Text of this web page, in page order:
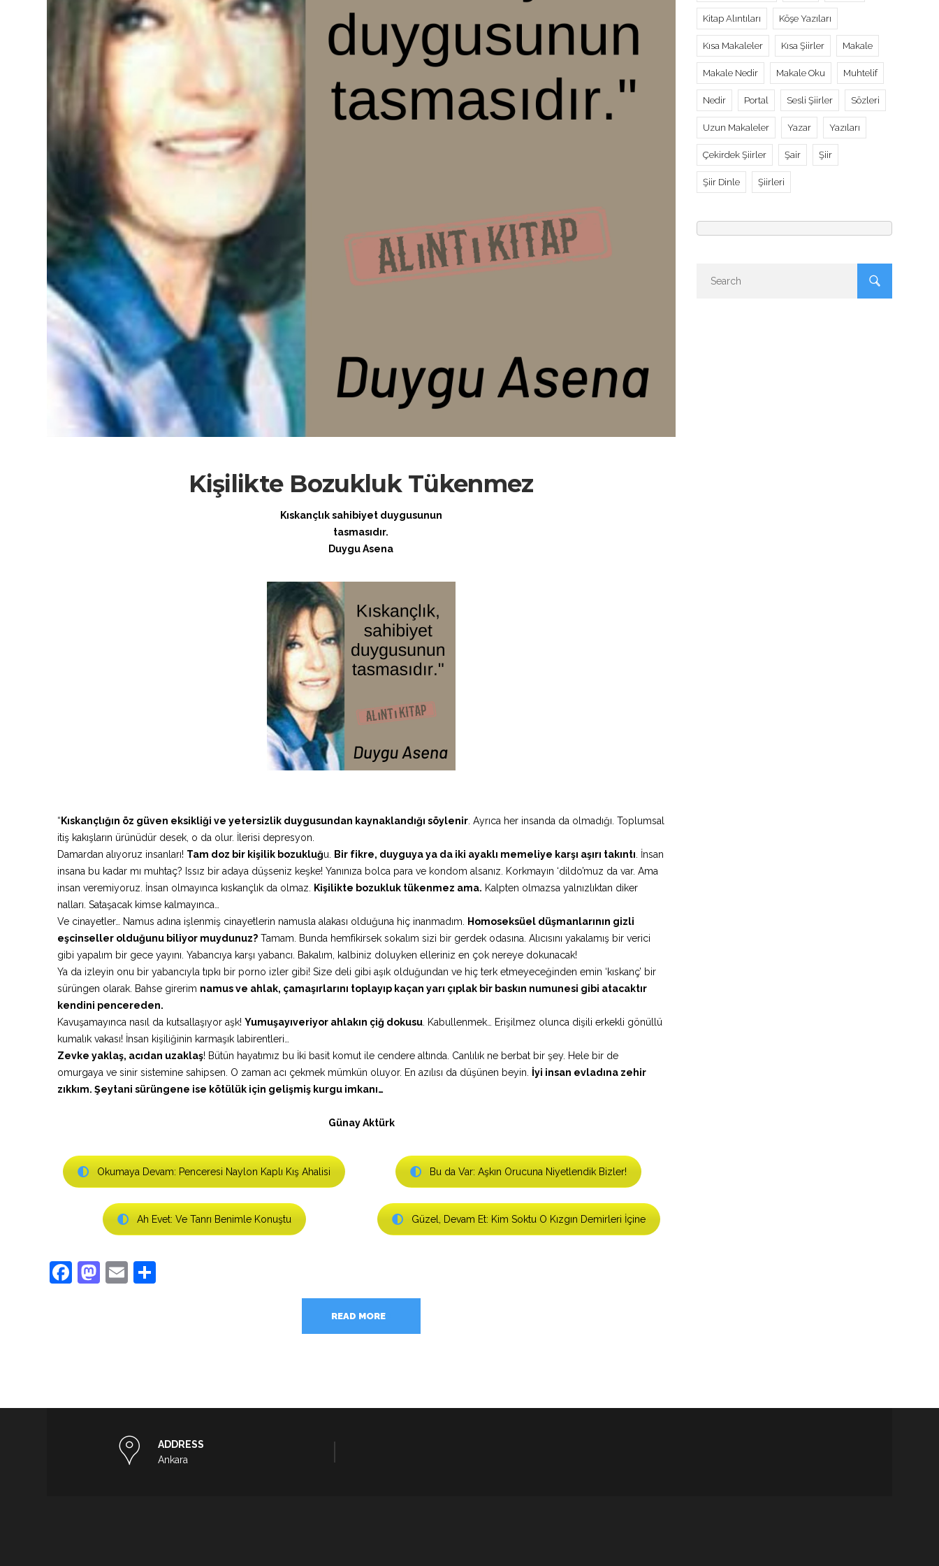
Kişilikte Bozukluk Tükenmez
Kıskançlık sahibiyet duygusunun
tasmasıdır.
Duygu Asena
“ Kıskançlığın öz güven eksikliği ve yetersizlik duygusundan kaynaklandığı söylenir . Ayrıca her insanda da olmadığı. Toplumsal
itiş kakışların ürünüdür desek, o da olur. İlerisi depresyon.
Damardan alıyoruz insanları! Tam doz bir kişilik bozukluğu. Bir fikre, duyguya ya da iki ayaklı memeliye karşı aşırı takıntı . İnsan
insana bu kadar mı muhtaç? Issız bir adaya düşseniz keşke! Yanınıza bolca para ve kondom alsanız. Korkmayın ‘dildo’muz da var. Ama
insan veremiyoruz. İnsan olmayınca kıskançlık da olmaz.
Kişilikte bozukluk tükenmez ama. Kalpten olmazsa yalnızlıktan diker
nalları. Sataşacak kimse kalmayınca…
Ve cinayetler… Namus adına işlenmiş cinayetlerin namusla alakası olduğuna hiç inanmadım.
Homoseksüel düşmanlarının gizli
eşcinseller olduğunu biliyor muydunuz? Tamam. Bunda hemfikirsek sokalım sizi bir gerdek odasına. Alıcısını yakalamış bir verici
gibi yapalım bir gece yayını. Yabancıya karşı yabancı. Bakalım, kalbiniz doluyken elleriniz en çok nereye dokunacak!
Ya da izleyin onu bir yabancıyla tıpkı bir porno izler gibi! Size deli gibi aşık olduğundan ve hiç terk etmeyeceğinden emin ‘kıskanç’ bir
sürüngen olarak. Bahse girerim namus ve ahlak, çamaşırlarını toplayıp kaçan yarı çıplak bir baskın numunesi gibi atacaktır
kendini pencereden.
Kavuşamayınca nasıl da kutsallaşıyor aşk! Yumuşayıveriyor ahlakın çiğ dokusu . Kabullenmek… Erişilmez olunca dişili erkekli gönüllü
kumalık vakası! İnsan kişiliğinin karmaşık labirentleri…
Zevke yaklaş, acıdan uzaklaş! Bütün hayatımız bu İki basit komut ile cendere altında. Canlılık ne berbat bir şey. Hele bir de
omurgaya ve sinir sistemine sahipsen. O zaman acı çekmek mümkün oluyor. En azılısı da düşünen beyin. İyi insan evladına zehir
zıkkım. Şeytani sürüngene ise kötülük için gelişmiş kurgu imkanı…
Günay Aktürk
Okumaya Devam: Penceresi Naylon Kaplı Kış Ahalisi Bu da Var: Aşkın Orucuna Niyetlendik Bizler!
Ah Evet: Ve Tanrı Benimle Konuştu Güzel, Devam Et: Kim Soktu O Kızgın Demirleri İçine
Facebook
Mastodon
Email
READ MORE
Kitap Alıntıları Köşe Yazıları
Kısa Makaleler Kısa Şiirler Makale
Makale Nedir Makale Oku Muhtelif
Nedir Portal Sesli Şiirler Sözleri
Uzun Makaleler Yazar Yazıları
Çekirdek Şiirler Şair Şiir
Şiir Dinle Şiirleri
ADDRESS
Ankara